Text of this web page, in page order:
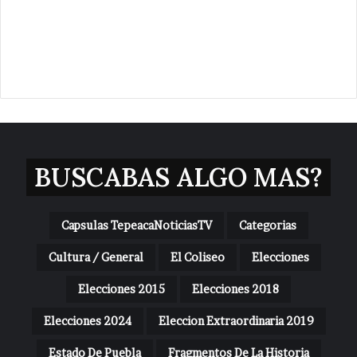
BUSCABAS ALGO MAS?
Capsulas TepeacaNoticiasTV Categorias
Cultura / General El Coliseo Elecciones
Elecciones 2015 Elecciones 2018
Elecciones 2024 Eleccion Extraordinaria 2019
Estado De Puebla Fragmentos De La Historia